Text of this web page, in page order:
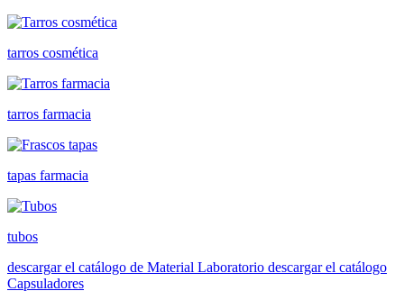
tarros cosmética
tarros farmacia
tapas farmacia
tubos
descargar el catálogo de Material Laboratorio descargar el catálogo
Capsuladores